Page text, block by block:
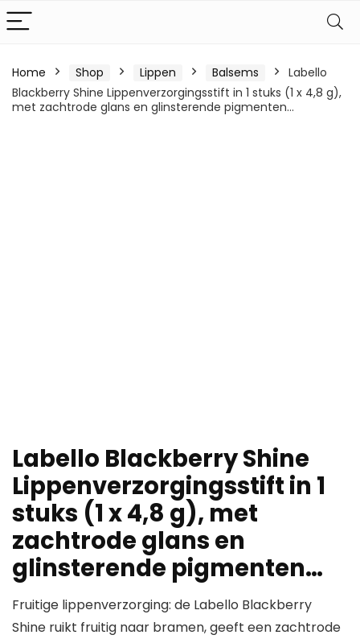
Home Shop Lippen Balsems
Labello
Blackberry Shine Lippenverzorgingsstift in 1 stuks (1 x 4,8 g),
met zachtrode glans en glinsterende pigmenten…
Labello Blackberry Shine
Lippenverzorgingsstift in 1
stuks (1 x 4,8 g), met
zachtrode glans en
glinsterende pigmenten…
Fruitige lippenverzorging: de Labello Blackberry
Shine ruikt fruitig naar bramen, geeft een zachtrode